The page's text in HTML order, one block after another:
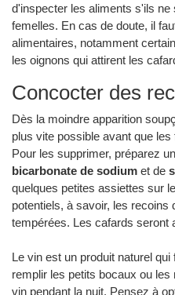
d'inspecter les aliments s'ils
femelles. En cas de doute, il
alimentaires, notamment
les oignons qui attirent les
Concocter des
Dès la moindre apparition
plus vite possible avant que
Pour les supprimer, préparez
bicarbonate de sodium et de
quelques petites assiettes sur
potentiels, à savoir, les
tempérées. Les cafards seront
Le vin est un produit naturel
remplir les petits bocaux ou
vin pendant la nuit. Pensez à